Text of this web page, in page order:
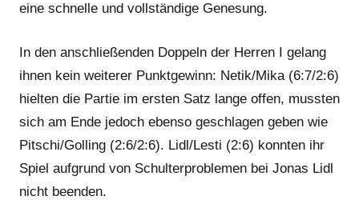
eine schnelle und vollständige Genesung.
In den anschließenden Doppeln der Herren I gelang
ihnen kein weiterer Punktgewinn: Netik/Mika (6:7/2:6)
hielten die Partie im ersten Satz lange offen, mussten
sich am Ende jedoch ebenso geschlagen geben wie
Pitschi/Golling (2:6/2:6). Lidl/Lesti (2:6) konnten ihr
Spiel aufgrund von Schulterproblemen bei Jonas Lidl
nicht beenden.